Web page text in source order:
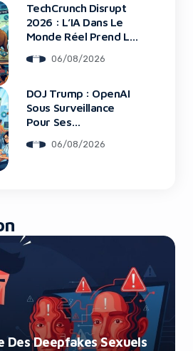
TechCrunch Disrupt
2026 : L’IA Dans Le
Monde Réel Prend La
06/08/2026
DOJ Trump : OpenAI
Sous Surveillance
Pour Ses
06/08/2026
Des Deepfakes Sexuels